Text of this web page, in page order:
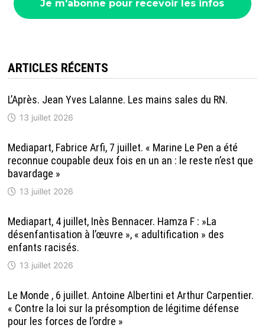
ARTICLES RÉCENTS
L’Après. Jean Yves Lalanne. Les mains sales du RN.
13 juillet 2026
Mediapart, Fabrice Arfi, 7 juillet. « Marine Le Pen a été
reconnue coupable deux fois en un an : le reste n’est que
bavardage »
13 juillet 2026
Mediapart, 4 juillet, Inès Bennacer. Hamza F : »La
désenfantisation à l’œuvre », « adultification » des
enfants racisés.
13 juillet 2026
Le Monde , 6 juillet. Antoine Albertini et Arthur Carpentier.
« Contre la loi sur la présomption de légitime défense
pour les forces de l’ordre »